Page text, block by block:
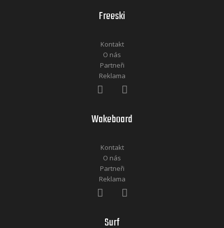
Freeski
Kontakt
O nás
Partneři
Reklama
Wakeboard
Kontakt
O nás
Partneři
Reklama
Surf